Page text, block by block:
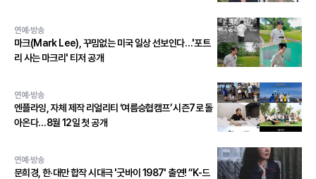
연예·방송
마크(Mark Lee), 꾸밈없는 미국 일상 선보인다…'포트
리 사는 마크리' 티저 공개
연예·방송
엔플라잉, 자체 제작 리얼리티 ‘여름승협캠프’ 시즌7로 돌
아온다…8월 12일 첫 공개
연예·방송
문희경, 한·대만 합작 시대극 '굿바이 1987' 출연! “K-드